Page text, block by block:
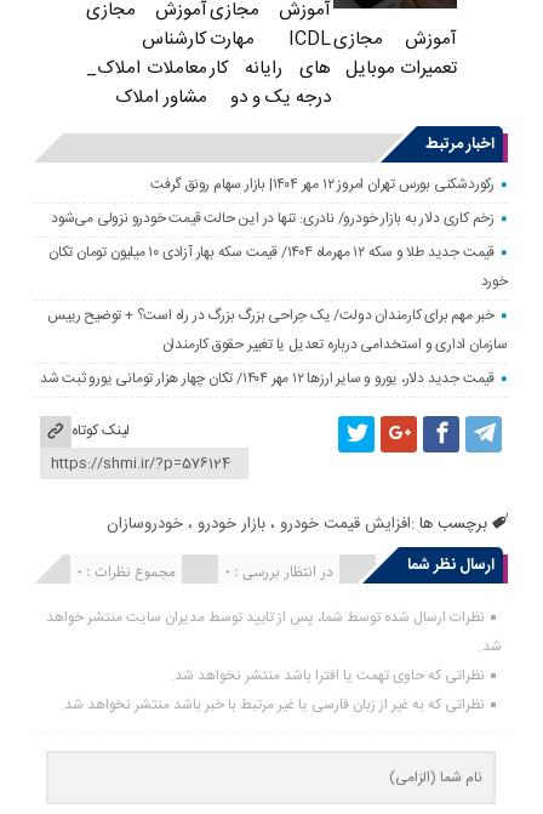
آموزش مجازی
تعمیرات موبایل
آموزش مجازی
ICDL مهارت
های رایانه کار
درجه یک و دو
آموزش مجازی
کارشناس
معاملات املاک_
مشاور املاک
اخبار مرتبط
رکوردشکنی بورس تهران امروز ۱۲ مهر ۱۴۰۴| بازار سهام رونق گرفت
زخم کاری دلار به بازار خودرو/ نادری: تنها در این حالت قیمت خودرو نزولی می‌شود
قیمت جدید طلا و سکه ۱۲ مهرماه ۱۴۰۴/ قیمت سکه بهار آزادی ۱۰ میلیون تومان تکان
خورد
خبر مهم برای کارمندان دولت/ یک جراحی بزرگ بزرگ در راه است؟ + توضیح رییس
سازمان اداری و استخدامی درباره تعدیل یا تغییر حقوق کارمندان
قیمت جدید دلار، یورو و سایر ارزها ۱۲ مهر ۱۴۰۴/ تکان چهار هزار تومانی یورو ثبت شد
لینک کوتاه
برچسب ها :افزایش قیمت خودرو ،بازار خودرو ،خودروسازان
ارسال نظر شما
مجموع نظرات : 0 در انتظار بررسی : 0 انتشار یافته : 0
نظرات ارسال شده توسط شما، پس از تایید توسط مدیران سایت منتشر خواهد
شد.
نظراتی که حاوی تهمت یا افترا باشد منتشر نخواهد شد.
نظراتی که به غیر از زبان فارسی یا غیر مرتبط با خبر باشد منتشر نخواهد شد.